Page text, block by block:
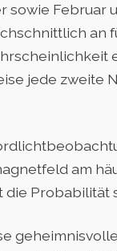
Februar
an
jede zweite
am
Probabilität